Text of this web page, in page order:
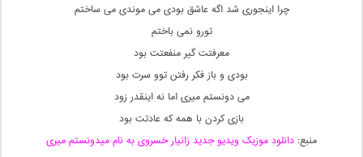
چرا اینجوری شد اگه عاشق بودی می موندی می ساختم
تورو نمی باختم
معرفتت گیر منفعتت بود
بودی و باز فکر رفتن توو سرت بود
می دونستم میری اما نه اینقدر زود
بازی کردن با همه که عادتت بود
منبع: دانلود موزیک ویدیو جدید زانیار خسروی به نام میدونستم میری